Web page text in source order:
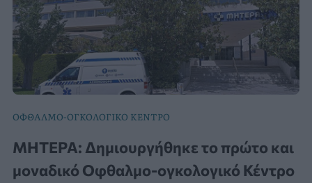
ΟΦΘΑΛΜΟ-ΟΓΚΟΛΟΓΙΚΟ ΚΕΝΤΡΟ
ΜΗΤΕΡΑ: Δημιουργήθηκε το πρώτο και
μοναδικό Οφθαλμο-ογκολογικό Κέντρο